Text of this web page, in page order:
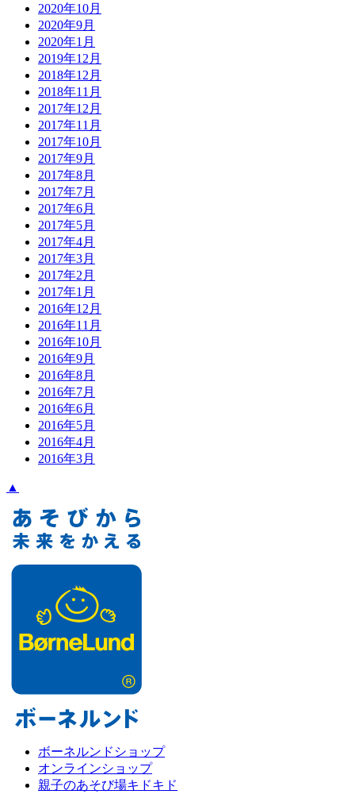
2020年10月
2020年9月
2020年1月
2019年12月
2018年12月
2018年11月
2017年12月
2017年11月
2017年10月
2017年9月
2017年8月
2017年7月
2017年6月
2017年5月
2017年4月
2017年3月
2017年2月
2017年1月
2016年12月
2016年11月
2016年10月
2016年9月
2016年8月
2016年7月
2016年6月
2016年5月
2016年4月
2016年3月
▲
ボーネルンドショップ
オンラインショップ
親子のあそび場キドキド